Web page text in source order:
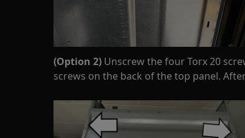
(Option 2) Unscrew the four Torx 20
screws on the back of the top panel.